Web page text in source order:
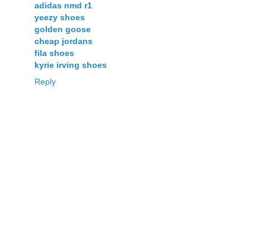
adidas nmd r1
yeezy shoes
golden goose
cheap jordans
fila shoes
kyrie irving shoes
Reply